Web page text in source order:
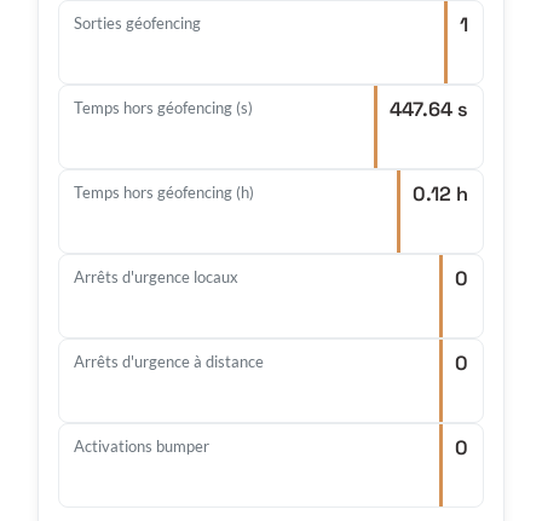
Sorties géofencing 1
Temps hors géofencing (s) 447.64 s
Temps hors géofencing (h) 0.12 h
Arrêts d'urgence locaux 0
Arrêts d'urgence à distance 0
Activations bumper 0